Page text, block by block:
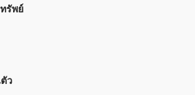
รัพย์
ว